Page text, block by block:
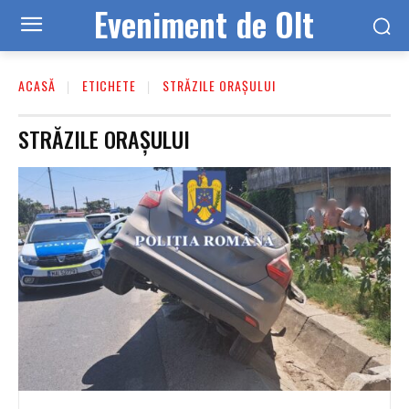
Eveniment de Olt
ACASĂ ETICHETE STRĂZILE ORAȘULUI
STRĂZILE ORAȘULUI